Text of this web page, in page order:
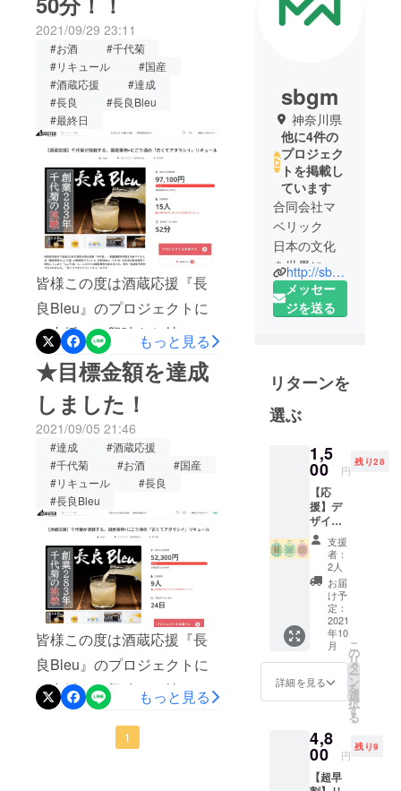
2021/09/29 23:11
#お酒
#千代菊
#リキュール
#国産
#酒蔵応援
#達成
#長良
#長良Bleu
#最終日
皆様この度は酒蔵応援『長
良Bleu』のプロジェクトに
ご支援、ご興味をお持ち頂
きまして、誠にありがとう
ございます！本日、最終日
となりました。おかげさま
で10万円目前となりまし
た！！少しでも多くの皆様
に『長良Bleu』を通じて、
酒蔵の支援、応援に繋がる
よう努めて参ります。引き
続きより多くの方々に『長
良Bleu』をお届けできよう
に頑張りますので、SNSな
どでの拡散にご協力を頂け
ますと幸いです。
https://camp-
fire.jp/projects/view/473320
最後まで、引き続き、宜し
もっと見る
★目標金額を達成
しました！
2021/09/05 21:46
#達成
#酒蔵応援
#千代菊
#お酒
#国産
#リキュール
#長良
#長良Bleu
皆様この度は酒蔵応援『長
良Bleu』のプロジェクトに
ご支援、ご興味をお持ち頂
きまして、誠にありがとう
ございます！おかげさまで
もっと見る
1
sbgm
神奈川県
他に4件の
プロジェク
トを掲載し
ています
合同会社マ
ベリック
日本の文化
を世界に伝
えるべく中
国向けに商
くなってき
てしまって
いる日本酒
本で再度復
活させるべ
く活動。
http://sbgm.jp/
メッセー
ジを送る
リターンを
選ぶ
1,5
00 円
残り28
【応
援】デ
ザイ
ナー
yuikore
ラベル
シール
セット
長良
Bleu
Y,U,M
のラベ
ルシー
ルを 3
種類×3
りしま
す。 コ
ロナで
ダメー
支援
者：
2人
お届
け予
定：
2021
年10
月
詳細を見る
こ
の
リ
タ
ー
ン
を
選
択
す
る
4,8
00 円
残り9
【超早